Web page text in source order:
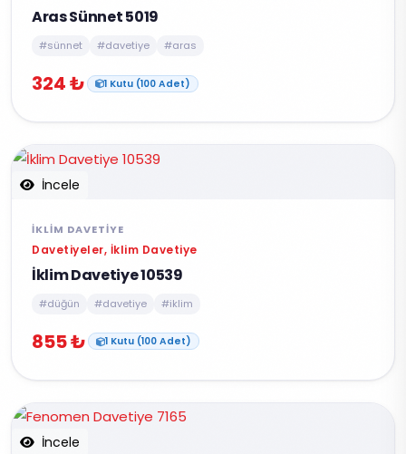
Aras Sünnet 5019
#sünnet #davetiye #aras
324 ₺ 1 Kutu (100 Adet)
İncele
İKLIM DAVETIYE
Davetiyeler, İklim Davetiye
İklim Davetiye 10539
#düğün #davetiye #iklim
855 ₺ 1 Kutu (100 Adet)
İncele